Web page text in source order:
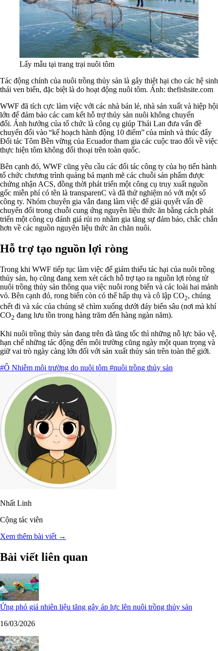
Lấy mẫu tại trang trại nuôi tôm
Tác động chính của nuôi trồng thủy sản là gây thiệt hại cho các hệ sinh
thái ven biển, đặc biệt là do hoạt động nuôi tôm. Ảnh: thefishsite.com
WWF đã tích cực làm việc với các nhà bán lẻ, nhà sản xuất và hiệp hội
lớn để đảm bảo các cam kết hỗ trợ thủy sản nuôi không chuyển
đổi. Ảnh hưởng của tổ chức là công cụ giúp Thái Lan đưa vấn đề
chuyển đổi vào “kế hoạch hành động 10 điểm” của mình và thúc đẩy
Đối tác Tôm Bền vững của Ecuador tham gia các cuộc trao đổi về việc
thực hiện tôm không đối thoại trên toàn quốc.
Bên cạnh đó, WWF cũng yêu cầu các đối tác công ty của họ tiến hành
tổ chức chương trình quảng bá mạnh mẽ các chuỗi sản phẩm được
chứng nhận ACS, đồng thời phát triển một công cụ truy xuất nguồn
gốc miễn phí có tên là transparenC và đã thử nghiệm nó với một số
công ty. Nhóm chuyên gia vẫn đang làm việc để giải quyết vấn đề
chuyển đổi trong chuỗi cung ứng nguyên liệu thức ăn bằng cách phát
triển một công cụ đánh giá rủi ro nhằm gia tăng sự đảm bảo, chắc chắn
hơn về các nguồn nguyên liệu thức ăn chăn nuôi.
Hỗ trợ tạo nguồn lợi ròng
Trong khi WWF tiếp tục làm việc để giảm thiểu tác hại của nuôi trồng
thủy sản, họ cũng đang xem xét cách hỗ trợ tạo ra nguồn lợi ròng từ
nuôi trồng thủy sản thông qua việc nuôi rong biển và các loài hai mảnh
vỏ. Bên cạnh đó, rong biển còn có thế hấp thụ và cô lập CO2, chúng
chết đi và xác của chúng sẽ chìm xuống dưới đáy biển sâu (nơi mà khí
CO2 đang lưu tồn trong hàng trăm đến hàng ngàn năm).
Khi nuôi trồng thủy sản đang trên đà tăng tốc thì những nỗ lực bảo vệ,
hạn chế những tác động đến môi trường cũng ngày một quan trọng và
giữ vai trò ngày càng lớn đối với sản xuất thủy sản trên toàn thế giới.
#Ô Nhiễm môi trường do nuôi tôm #nuôi trồng thủy sản
Nhất Linh
Cộng tác viên
Xem thêm bài viết →
Bài viết liên quan
Ứng phó giá nhiên liệu tăng gây áp lực lên nuôi trồng thủy sản
16/03/2026